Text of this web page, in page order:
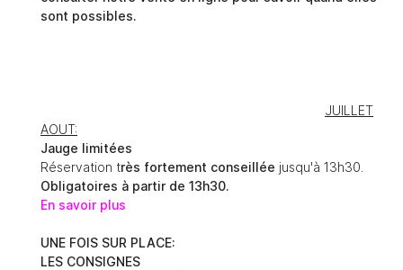
sont possibles.
JUILLET
AOUT:
Jauge limitées
Réservation très fortement conseillée jusqu'à 13h30.
Obligatoires à partir de 13h30.
En savoir plus
UNE FOIS SUR PLACE:
LES CONSIGNES